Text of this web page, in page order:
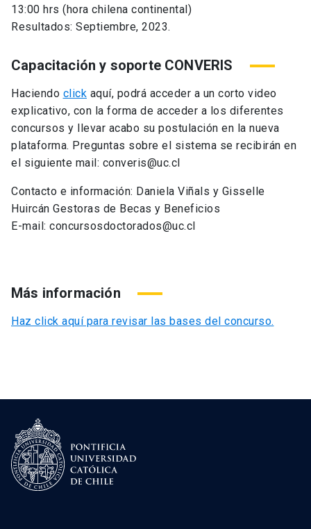
13:00 hrs (hora chilena continental)
Resultados: Septiembre, 2023.
Capacitación y soporte CONVERIS
Haciendo click aquí, podrá acceder a un corto video
explicativo, con la forma de acceder a los diferentes
concursos y llevar acabo su postulación en la nueva
plataforma. Preguntas sobre el sistema se recibirán en
el siguiente mail: converis@uc.cl
Contacto e información: Daniela Viñals y Gisselle
Huircán Gestoras de Becas y Beneficios
E-mail: concursosdoctorados@uc.cl
Más información
Haz click aquí para revisar las bases del concurso.